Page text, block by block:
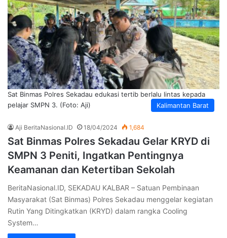
Kalimantan Barat
Sat Binmas Polres Sekadau edukasi tertib berlalu lintas kepada
pelajar SMPN 3. (Foto: Aji)
Aji BeritaNasional.ID 18/04/2024 1,684
Sat Binmas Polres Sekadau Gelar KRYD di
SMPN 3 Peniti, Ingatkan Pentingnya
Keamanan dan Ketertiban Sekolah
BeritaNasional.ID, SEKADAU KALBAR – Satuan Pembinaan
Masyarakat (Sat Binmas) Polres Sekadau menggelar kegiatan
Rutin Yang Ditingkatkan (KRYD) dalam rangka Cooling
System…